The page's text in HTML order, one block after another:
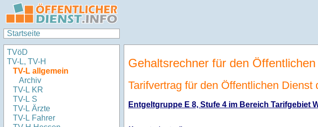
Startseite
TVöD
TV-L, TV-H
TV-L allgemein
Archiv
TV-L KR
TV-L S
TV-L Ärzte
TV-L Fahrer
Gehaltsrechner für den
Tarifvertrag für den Öffentlichen Dienst
Entgeltgruppe E 8, Stufe 4 im Bereich Tarifgebiet